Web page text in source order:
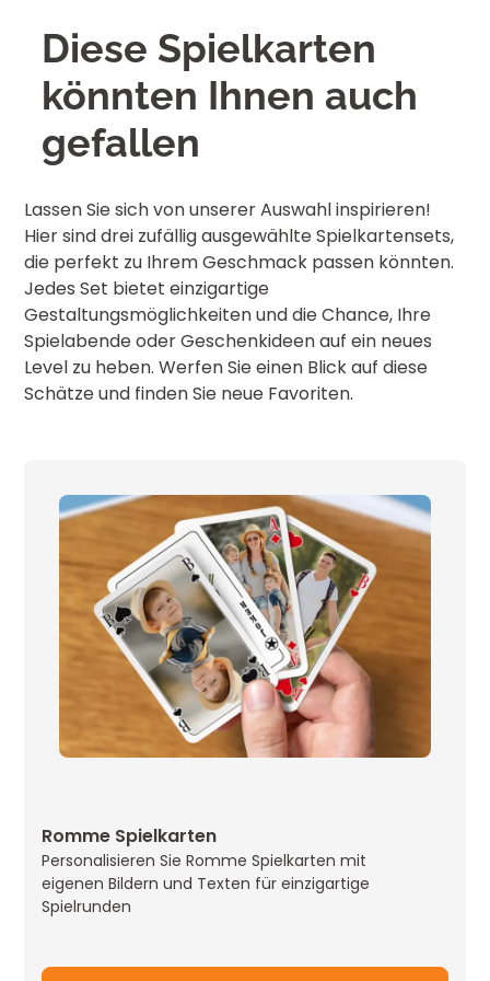
Deutschland
Österreich
Österreich
EU
EU
Schweiz
Klarsicht-Etui
Diese Verpackungsvariante besteht aus
einem durchsichtigen, stabilen Kunststoff, der
sowohl robust als auch zweckmäßig ist. Sie
eignet sich preislich besonders für
Bestellungen bis zu etwa 7.500 Stück.
Diese Verpackungsoption ist nicht nur
elegant und widerstandsfähig, sondern bietet
auch die Möglichkeit einer individuellen
Bedruckung. Ideal ist sie für Bestellungen von
bis zu etwa 500 Stücken, wobei sie im
Vergleich zu anderen bedruckbaren
Verpackungen meistens die kostengünstigste
Wahl darstellt.
Faltschachtel
Diese Verpackung wird aus hochwertigem,
Diese Spielkarten
könnten Ihnen auch
gefallen
Lassen Sie sich von unserer Auswahl inspirieren!
Hier sind drei zufällig ausgewählte Spielkartensets,
die perfekt zu Ihrem Geschmack passen könnten.
Jedes Set bietet einzigartige
Gestaltungsmöglichkeiten und die Chance, Ihre
Spielabende oder Geschenkideen auf ein neues
Level zu heben. Werfen Sie einen Blick auf diese
Schätze und finden Sie neue Favoriten.
Romme Spielkarten
Personalisieren Sie Romme Spielkarten mit
eigenen Bildern und Texten für einzigartige
Spielrunden